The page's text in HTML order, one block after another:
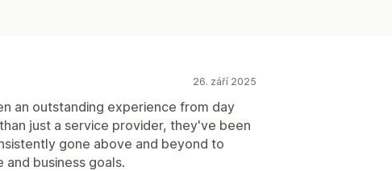
26. září 2025
an outstanding experience from day
just a service provider, they've been
gone above and beyond to
business goals.